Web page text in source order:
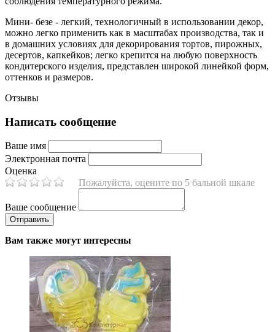
Мини- безе - легкий, технологичный в использовании декор,
можно легко применить как в масштабах производства, так и
в домашних условиях для декорирования тортов, пирожных,
десертов, капкейков; легко крепится на любую поверхность
кондитерского изделия, представлен широкой линейкой форм,
оттенков и размеров.
Отзывы
Написать сообщение
Ваше имя
Электронная почта
Оценка
Пожалуйста, оцените по 5 бальной шкале
Ваше сообщение
Вам также могут интересны